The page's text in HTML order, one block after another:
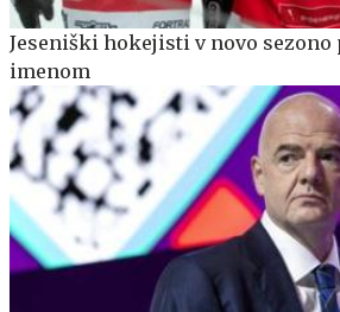
Jeseniški hokejisti v novo sezono
imenom